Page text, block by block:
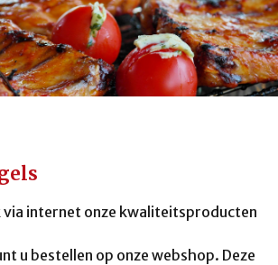
via internet onze kwaliteitsproducten
u bestellen op onze webshop. Deze